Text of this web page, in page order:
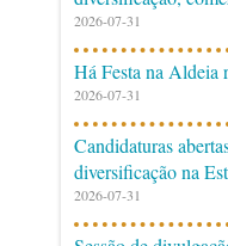
2026-07-31
Há Festa na Aldeia
2026-07-31
Candidaturas
diversificação na
2026-07-31